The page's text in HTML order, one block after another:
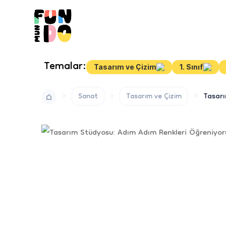
Temalar: Tasarım ve Çizim 1. Sınıf
Sanat Tasarım ve Çizim